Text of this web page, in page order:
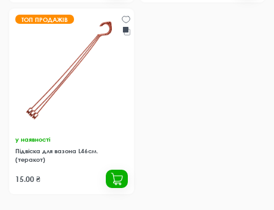
ТОП ПРОДАЖІВ
у наявності
Підвіска для вазона L46см.
(теракот)
15.00 ₴